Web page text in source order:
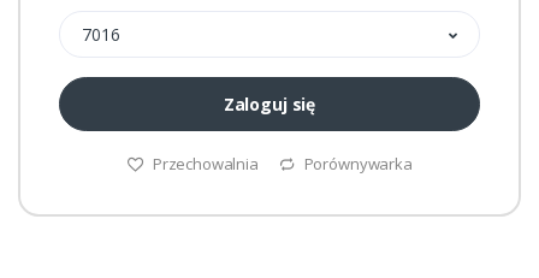
7016
Zaloguj się
Przechowalnia Porównywarka